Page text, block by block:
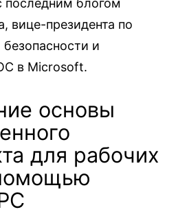
последним блогом
вице-президента по
и
в Microsoft.
основы
для рабочих